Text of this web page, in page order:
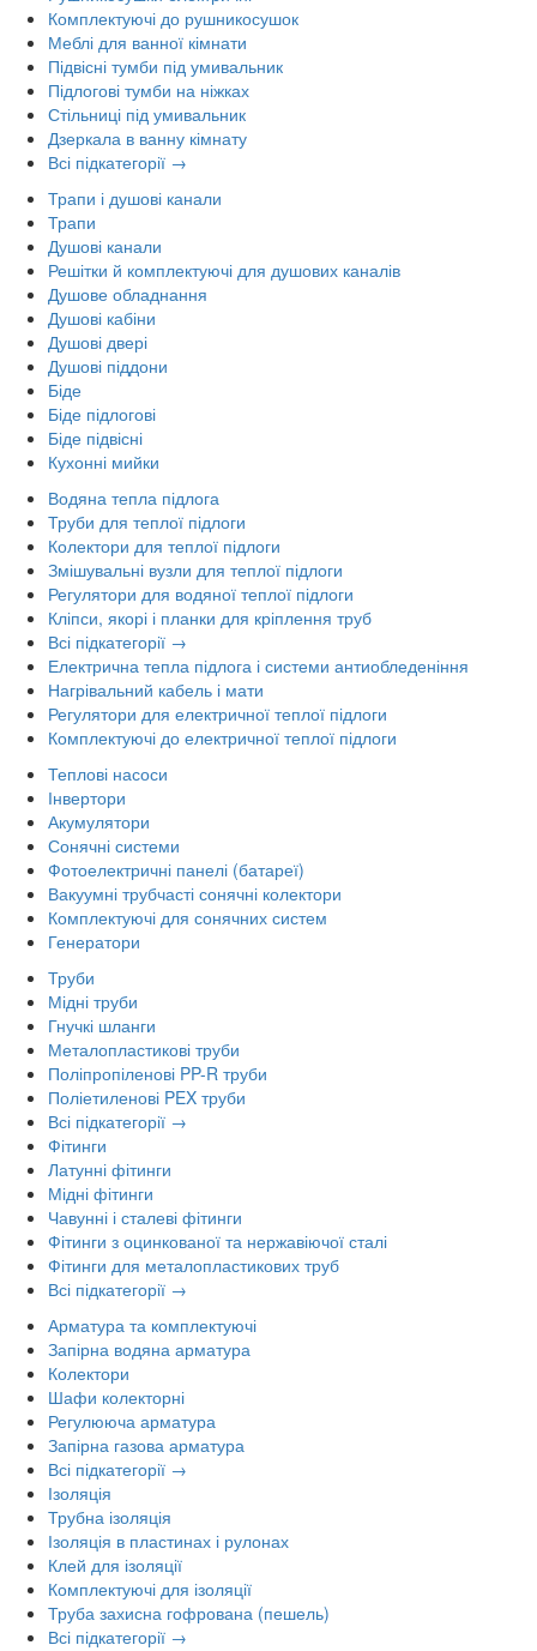
Комплектуючі до рушникосушок
Меблі для ванної кімнати
Підвісні тумби під умивальник
Підлогові тумби на ніжках
Стільниці під умивальник
Дзеркала в ванну кімнату
Всі підкатегорії →
Трапи і душові канали
Трапи
Душові канали
Решітки й комплектуючі для душових каналів
Душове обладнання
Душові кабіни
Душові двері
Душові піддони
Біде
Біде підлогові
Біде підвісні
Кухонні мийки
Водяна тепла підлога
Труби для теплої підлоги
Колектори для теплої підлоги
Змішувальні вузли для теплої підлоги
Регулятори для водяної теплої підлоги
Кліпси, якорі і планки для кріплення труб
Всі підкатегорії →
Електрична тепла підлога і системи антиобледеніння
Нагрівальний кабель і мати
Регулятори для електричної теплої підлоги
Комплектуючі до електричної теплої підлоги
Теплові насоси
Інвертори
Акумулятори
Сонячні системи
Фотоелектричні панелі (батареї)
Вакуумні трубчасті сонячні колектори
Комплектуючі для сонячних систем
Генератори
Труби
Мідні труби
Гнучкі шланги
Металопластикові труби
Поліпропіленові PP-R труби
Поліетиленові PEX труби
Всі підкатегорії →
Фітинги
Латунні фітинги
Мідні фітинги
Чавунні і сталеві фітинги
Фітинги з оцинкованої та нержавіючої сталі
Фітинги для металопластикових труб
Всі підкатегорії →
Арматура та комплектуючі
Запірна водяна арматура
Колектори
Шафи колекторні
Регулююча арматура
Запірна газова арматура
Всі підкатегорії →
Ізоляція
Трубна ізоляція
Ізоляція в пластинах і рулонах
Клей для ізоляції
Комплектуючі для ізоляції
Труба захисна гофрована (пешель)
Всі підкатегорії →